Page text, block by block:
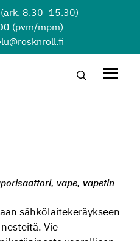
8.30–15.30)
(pvm/mpm)
Hae…Avaa
vape, vapetin
sähkölaitekeräykseen
Vie